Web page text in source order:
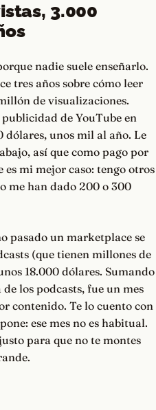
3.000
nadie suele enseñarlo.
tres años sobre cómo leer
de visualizaciones.
de YouTube en
dólares, unos mil al año. Le
así que como pago por
es mi mejor caso: tengo otros
me han dado 200 o 300
pasado un marketplace se
(que tienen millones de
18.000 dólares. Sumando
los podcasts, fue un mes
contenido. Te lo cuento con
ese mes no es habitual.
para que no te montes